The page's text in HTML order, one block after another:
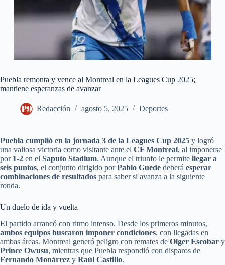
Puebla remonta y vence al Montreal en la Leagues Cup 2025;
mantiene esperanzas de avanzar
Redacción agosto 5, 2025 Deportes
Puebla cumplió en la jornada 3 de la Leagues Cup 2025 y logró
una valiosa victoria como visitante ante el CF Montreal, al imponerse
por 1-2 en el Saputo Stadium. Aunque el triunfo le permite llegar a
seis puntos, el conjunto dirigido porPablo Guede deberá esperar
combinaciones de resultados para saber si avanza a la siguiente
ronda.
Un duelo de ida y vuelta
El partido arrancó con ritmo intenso. Desde los primeros minutos,
ambos equipos buscaron imponer condiciones, con llegadas en
ambas áreas. Montreal generó peligro con remates de Olger Escobar y
Prince Owusu, mientras que Puebla respondió con disparos de
Fernando Monárrez y Raúl Castillo.